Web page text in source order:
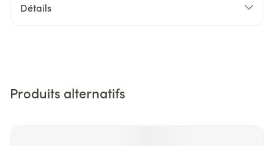
Détails
Produits alternatifs